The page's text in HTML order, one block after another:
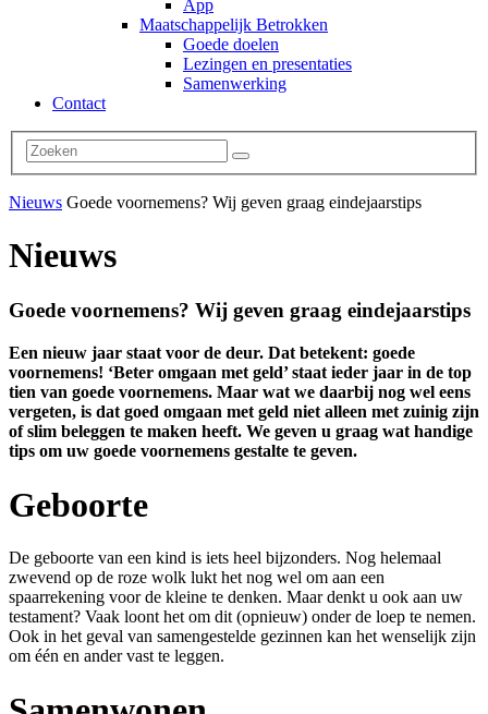
App
Maatschappelijk Betrokken
Goede doelen
Lezingen en presentaties
Samenwerking
Contact
Nieuws Goede voornemens? Wij geven graag eindejaarstips
Nieuws
Goede voornemens? Wij geven graag eindejaarstips
Een nieuw jaar staat voor de deur. Dat betekent: goede
voornemens! ‘Beter omgaan met geld’ staat ieder jaar in de top
tien van goede voornemens. Maar wat we daarbij nog wel eens
vergeten, is dat goed omgaan met geld niet alleen met zuinig zijn
of slim beleggen te maken heeft. We geven u graag wat handige
tips om uw goede voornemens gestalte te geven.
Geboorte
De geboorte van een kind is iets heel bijzonders. Nog helemaal
zwevend op de roze wolk lukt het nog wel om aan een
spaarrekening voor de kleine te denken. Maar denkt u ook aan uw
testament? Vaak loont het om dit (opnieuw) onder de loep te nemen.
Ook in het geval van samengestelde gezinnen kan het wenselijk zijn
om één en ander vast te leggen.